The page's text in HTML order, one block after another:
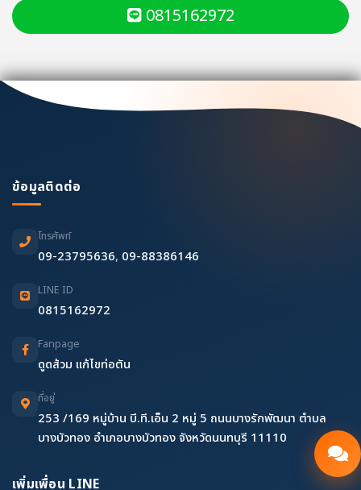
0815162972
ข้อมูลติดต่อ
โทรศัพท์
09-23795636, 09-88386146
LINE ID
0815162972
Fanpage
ดูดส้วม แก้ไขท่อตัน
ที่อยู่
253 /169 หมู่บ้าน บี.ที.เอ็น 2 หมู่ 5 ถนนบางรักพัฒนา ตำบล
บางบัวทอง อำเภอบางบัวทอง จังหวัดนนทบุรี 11110
เพิ่มเพื่อน LINE